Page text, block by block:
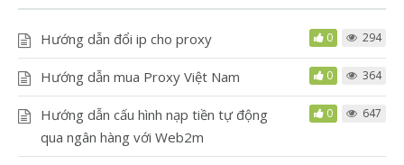
Hướng dẫn đổi ip cho proxy 0 294
Hướng dẫn mua Proxy Việt Nam 0 364
Hướng dẫn cấu hình nạp tiền tự động
qua ngân hàng với Web2m
0 647